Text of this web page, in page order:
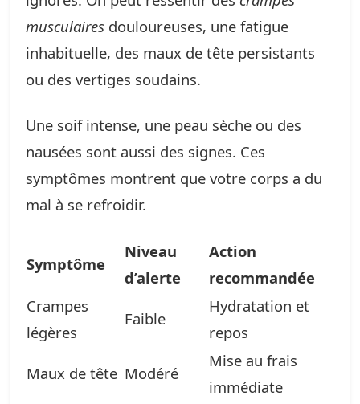
musculaires douloureuses, une fatigue
inhabituelle, des maux de tête persistants
ou des vertiges soudains.
Une soif intense, une peau sèche ou des
nausées sont aussi des signes. Ces
symptômes montrent que votre corps a du
mal à se refroidir.
Symptôme
Niveau
d’alerte
Action
recommandée
Crampes
légères
Faible
Hydratation et
repos
Maux de tête Modéré
Mise au frais
immédiate